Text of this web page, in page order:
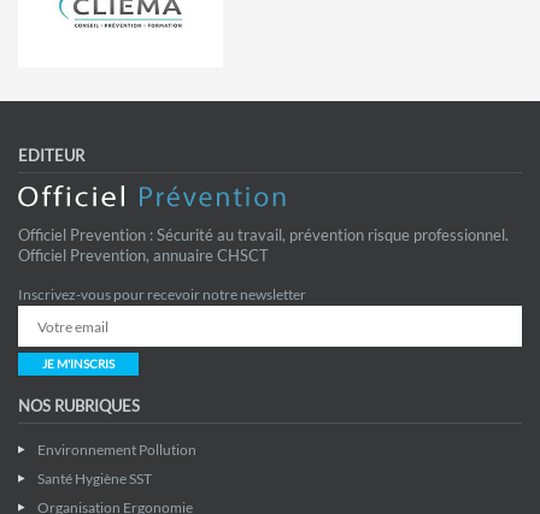
EDITEUR
Officiel Prevention : Sécurité au travail, prévention risque professionnel.
Officiel Prevention, annuaire CHSCT
Inscrivez-vous pour recevoir notre newsletter
JE M'INSCRIS
NOS RUBRIQUES
Environnement Pollution
Santé Hygiène SST
Organisation Ergonomie